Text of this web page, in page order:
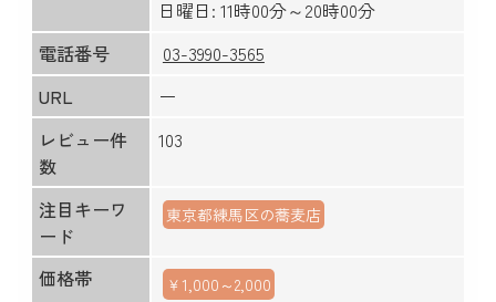
日曜日: 11時00分～20時00分
電話番号
03-3990-3565
URL
ー
レビュー件
数
103
注目キーワ
ード
東京都練馬区の蕎麦店
価格帯 ￥1,000～2,000